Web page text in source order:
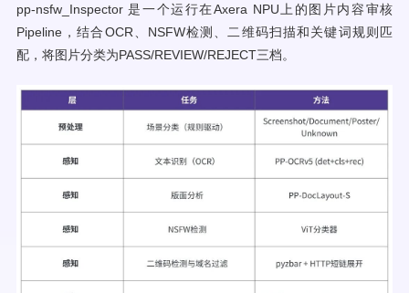
pp-nsfw_Inspector 是一个运行在Axera NPU上的图片内容审核
Pipeline，结合OCR、NSFW检测、二维码扫描和关键词规则匹
配，将图片分类为PASS/REVIEW/REJECT三档。